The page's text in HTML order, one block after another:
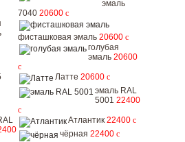
эмаль
7040 20600 c
фисташковая эмаль 20600 c
голубая
эмаль 20600
c
Латте 20600 c
эмаль RAL
5001 22400
c
Атлантик 22400 c
чёрная 22400 c